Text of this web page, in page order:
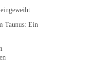
Taunus: Ein